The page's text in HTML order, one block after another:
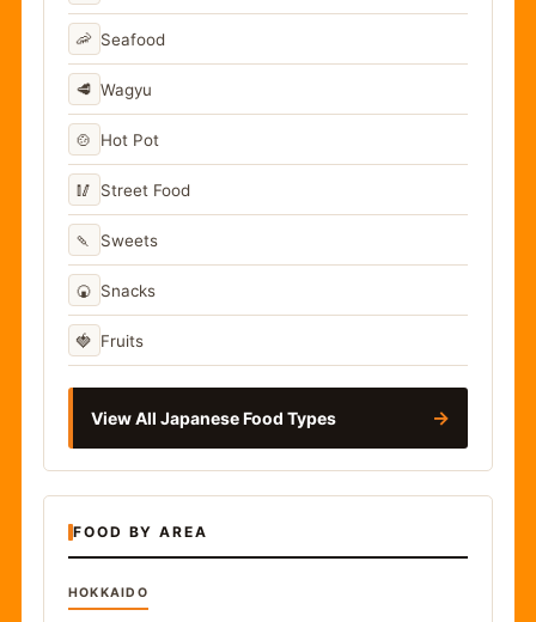
🦐 Seafood
🥩 Wagyu
🍲 Hot Pot
🥢 Street Food
🍡 Sweets
🍘 Snacks
🍓 Fruits
View All Japanese Food Types →
FOOD BY AREA
HOKKAIDO